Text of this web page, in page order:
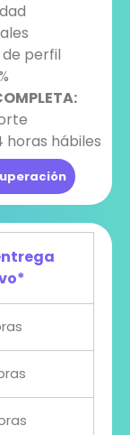
de perfil
horas hábiles